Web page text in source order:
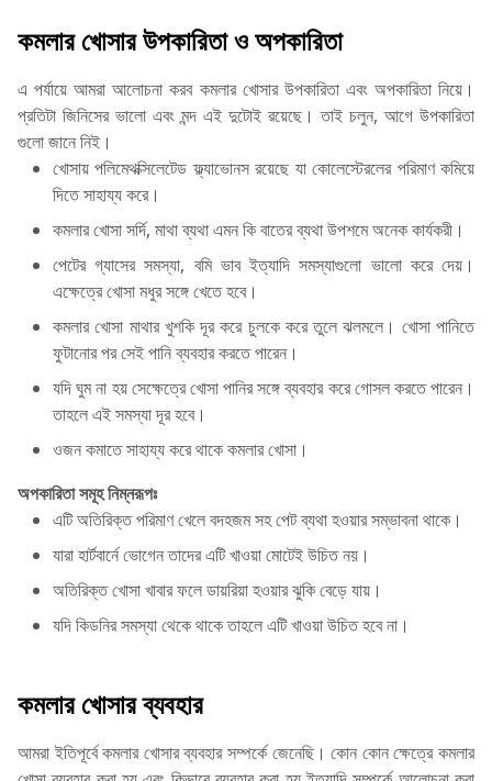
কমলার খোসার উপকারিতা ও অপকারিতা
এ পর্যায়ে আমরা আলোচনা করব কমলার খোসার উপকারিতা এবং অপকারিতা নিয়ে।
প্রতিটা জিনিসের ভালো এবং মন্দ এই দুটোই রয়েছে। তাই চলুন, আগে উপকারিতা
গুলো জানে নিই।
খোসায় পলিমেথক্সিলেটেড ফ্ল্যাভোনস রয়েছে যা কোলেস্টেরলের পরিমাণ কমিয়ে
দিতে সাহায্য করে।
কমলার খোসা সর্দি, মাথা ব্যথা এমন কি বাতের ব্যথা উপশমে অনেক কার্যকরী।
পেটের গ্যাসের সমস্যা, বমি ভাব ইত্যাদি সমস্যাগুলো ভালো করে দেয়।
এক্ষেত্রে খোসা মধুর সঙ্গে খেতে হবে।
কমলার খোসা মাথার খুশকি দূর করে চুলকে করে তুলে ঝলমলে। খোসা পানিতে
ফুটানোর পর সেই পানি ব্যবহার করতে পারেন।
যদি ঘুম না হয় সেক্ষেত্রে খোসা পানির সঙ্গে ব্যবহার করে গোসল করতে পারেন।
তাহলে এই সমস্যা দূর হবে।
ওজন কমাতে সাহায্য করে থাকে কমলার খোসা।
অপকারিতা সমূহ নিম্নরূপঃ
এটি অতিরিক্ত পরিমাণ খেলে বদহজম সহ পেট ব্যথা হওয়ার সম্ভাবনা থাকে।
যারা হার্টবার্নে ভোগেন তাদের এটি খাওয়া মোটেই উচিত নয়।
অতিরিক্ত খোসা খাবার ফলে ডায়রিয়া হওয়ার ঝুকি বেড়ে যায়।
যদি কিডনির সমস্যা থেকে থাকে তাহলে এটি খাওয়া উচিত হবে না।
কমলার খোসার ব্যবহার
আমরা ইতিপূর্বে কমলার খোসার ব্যবহার সম্পর্কে জেনেছি। কোন কোন ক্ষেত্রে কমলার